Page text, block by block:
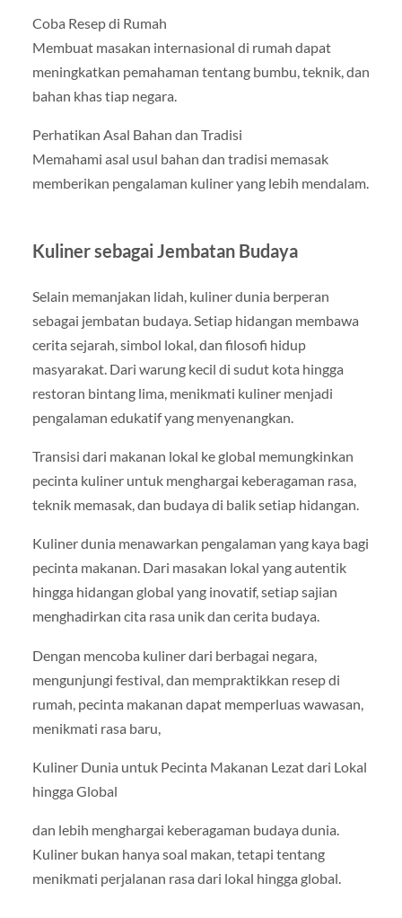
Coba Resep di Rumah
Membuat masakan internasional di rumah dapat
meningkatkan pemahaman tentang bumbu, teknik, dan
bahan khas tiap negara.
Perhatikan Asal Bahan dan Tradisi
Memahami asal usul bahan dan tradisi memasak
memberikan pengalaman kuliner yang lebih mendalam.
Kuliner sebagai Jembatan Budaya
Selain memanjakan lidah, kuliner dunia berperan
sebagai jembatan budaya. Setiap hidangan membawa
cerita sejarah, simbol lokal, dan filosofi hidup
masyarakat. Dari warung kecil di sudut kota hingga
restoran bintang lima, menikmati kuliner menjadi
pengalaman edukatif yang menyenangkan.
Transisi dari makanan lokal ke global memungkinkan
pecinta kuliner untuk menghargai keberagaman rasa,
teknik memasak, dan budaya di balik setiap hidangan.
Kuliner dunia menawarkan pengalaman yang kaya bagi
pecinta makanan. Dari masakan lokal yang autentik
hingga hidangan global yang inovatif, setiap sajian
menghadirkan cita rasa unik dan cerita budaya.
Dengan mencoba kuliner dari berbagai negara,
mengunjungi festival, dan mempraktikkan resep di
rumah, pecinta makanan dapat memperluas wawasan,
menikmati rasa baru,
Kuliner Dunia untuk Pecinta Makanan Lezat dari Lokal
hingga Global
dan lebih menghargai keberagaman budaya dunia.
Kuliner bukan hanya soal makan, tetapi tentang
menikmati perjalanan rasa dari lokal hingga global.